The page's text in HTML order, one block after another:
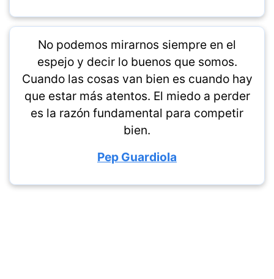
No podemos mirarnos siempre en el
espejo y decir lo buenos que somos.
Cuando las cosas van bien es cuando hay
que estar más atentos. El miedo a perder
es la razón fundamental para competir
bien.
Pep Guardiola